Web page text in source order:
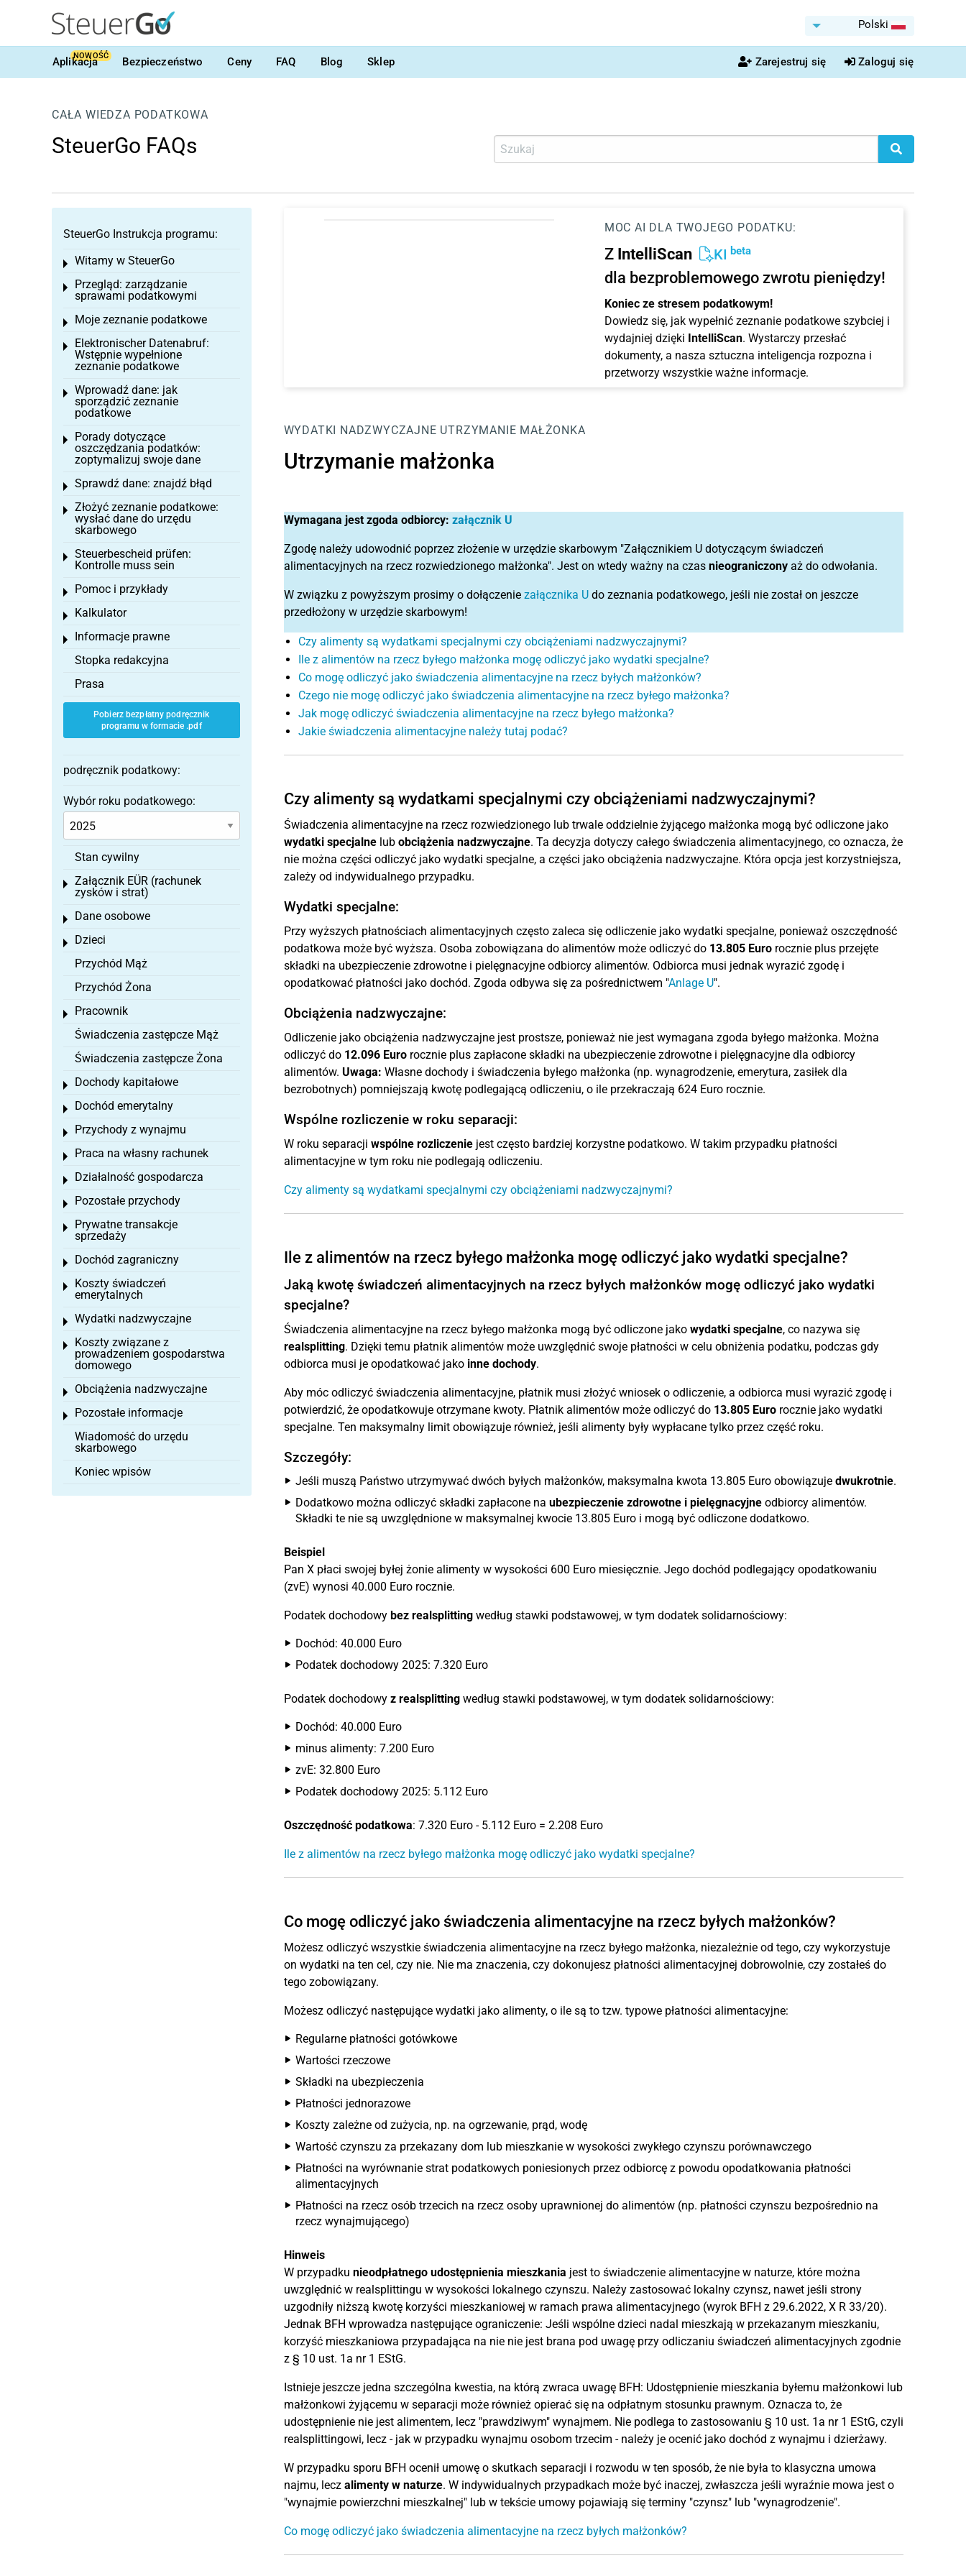
Polski
Aplikacja
NOWOŚĆ Bezpieczeństwo Ceny FAQ Blog Sklep Zarejestruj się Zaloguj się
CAŁA WIEDZA PODATKOWA
SteuerGo FAQs
MOC AI DLA TWOJEGO PODATKU:
Z IntelliScan KI beta
dla bezproblemowego zwrotu pieniędzy!
Koniec ze stresem podatkowym!
Dowiedz się, jak wypełnić zeznanie podatkowe szybciej i
wydajniej dzięki IntelliScan. Wystarczy przesłać
dokumenty, a nasza sztuczna inteligencja rozpozna i
przetworzy wszystkie ważne informacje.
WYDATKI NADZWYCZAJNE UTRZYMANIE MAŁŻONKA
Utrzymanie małżonka
Wymagana jest zgoda odbiorcy: załącznik U
Zgodę należy udowodnić poprzez złożenie w urzędzie skarbowym "Załącznikiem U dotyczącym świadczeń
alimentacyjnych na rzecz rozwiedzionego małżonka". Jest on wtedy ważny na czas nieograniczonyaż do odwołania.
W związku z powyższym prosimy o dołączenie załącznika Udo zeznania podatkowego, jeśli nie został on jeszcze
przedłożony w urzędzie skarbowym!
Czy alimenty są wydatkami specjalnymi czy obciążeniami nadzwyczajnymi?
Ile z alimentów na rzecz byłego małżonka mogę odliczyć jako wydatki specjalne?
Co mogę odliczyć jako świadczenia alimentacyjne na rzecz byłych małżonków?
Czego nie mogę odliczyć jako świadczenia alimentacyjne na rzecz byłego małżonka?
Jak mogę odliczyć świadczenia alimentacyjne na rzecz byłego małżonka?
Jakie świadczenia alimentacyjne należy tutaj podać?
Czy alimenty są wydatkami specjalnymi czy obciążeniami nadzwyczajnymi?
Świadczenia alimentacyjne na rzecz rozwiedzionego lub trwale oddzielnie żyjącego małżonka mogą być odliczone jako
wydatki specjalnelub obciążenia nadzwyczajne. Ta decyzja dotyczy całego świadczenia alimentacyjnego, co oznacza, że
nie można części odliczyć jako wydatki specjalne, a części jako obciążenia nadzwyczajne. Która opcja jest korzystniejsza,
zależy od indywidualnego przypadku.
Wydatki specjalne:
Przy wyższych płatnościach alimentacyjnych często zaleca się odliczenie jako wydatki specjalne, ponieważ oszczędność
podatkowa może być wyższa. Osoba zobowiązana do alimentów może odliczyć do 13.805 Eurorocznie plus przejęte
składki na ubezpieczenie zdrowotne i pielęgnacyjne odbiorcy alimentów. Odbiorca musi jednak wyrazić zgodę i
opodatkować płatności jako dochód. Zgoda odbywa się za pośrednictwem "Anlage U".
Obciążenia nadzwyczajne:
Odliczenie jako obciążenia nadzwyczajne jest prostsze, ponieważ nie jest wymagana zgoda byłego małżonka. Można
odliczyć do 12.096 Eurorocznie plus zapłacone składki na ubezpieczenie zdrowotne i pielęgnacyjne dla odbiorcy
alimentów. Uwaga: Własne dochody i świadczenia byłego małżonka (np. wynagrodzenie, emerytura, zasiłek dla
bezrobotnych) pomniejszają kwotę podlegającą odliczeniu, o ile przekraczają 624 Euro rocznie.
Wspólne rozliczenie w roku separacji:
W roku separacji wspólne rozliczeniejest często bardziej korzystne podatkowo. W takim przypadku płatności
alimentacyjne w tym roku nie podlegają odliczeniu.
Czy alimenty są wydatkami specjalnymi czy obciążeniami nadzwyczajnymi?
Ile z alimentów na rzecz byłego małżonka mogę odliczyć jako wydatki specjalne?
Jaką kwotę świadczeń alimentacyjnych na rzecz byłych małżonków mogę odliczyć jako wydatki
specjalne?
Świadczenia alimentacyjne na rzecz byłego małżonka mogą być odliczone jako wydatki specjalne, co nazywa się
realsplitting. Dzięki temu płatnik alimentów może uwzględnić swoje płatności w celu obniżenia podatku, podczas gdy
odbiorca musi je opodatkować jako inne dochody.
Aby móc odliczyć świadczenia alimentacyjne, płatnik musi złożyć wniosek o odliczenie, a odbiorca musi wyrazić zgodę i
potwierdzić, że opodatkowuje otrzymane kwoty. Płatnik alimentów może odliczyć do 13.805 Eurorocznie jako wydatki
specjalne. Ten maksymalny limit obowiązuje również, jeśli alimenty były wypłacane tylko przez część roku.
Szczegóły:
Jeśli muszą Państwo utrzymywać dwóch byłych małżonków, maksymalna kwota 13.805 Euro obowiązuje dwukrotnie.
Dodatkowo można odliczyć składki zapłacone na ubezpieczenie zdrowotne i pielęgnacyjneodbiorcy alimentów.
Składki te nie są uwzględnione w maksymalnej kwocie 13.805 Euro i mogą być odliczone dodatkowo.
Beispiel
Pan X płaci swojej byłej żonie alimenty w wysokości 600 Euro miesięcznie. Jego dochód podlegający opodatkowaniu
(zvE) wynosi 40.000 Euro rocznie.
Podatek dochodowy bez realsplittingwedług stawki podstawowej, w tym dodatek solidarnościowy:
Dochód: 40.000 Euro
Podatek dochodowy 2025: 7.320 Euro
Podatek dochodowy z realsplittingwedług stawki podstawowej, w tym dodatek solidarnościowy:
Dochód: 40.000 Euro
minus alimenty: 7.200 Euro
zvE: 32.800 Euro
Podatek dochodowy 2025: 5.112 Euro
Oszczędność podatkowa: 7.320 Euro - 5.112 Euro = 2.208 Euro
Ile z alimentów na rzecz byłego małżonka mogę odliczyć jako wydatki specjalne?
Co mogę odliczyć jako świadczenia alimentacyjne na rzecz byłych małżonków?
Możesz odliczyć wszystkie świadczenia alimentacyjne na rzecz byłego małżonka, niezależnie od tego, czy wykorzystuje
on wydatki na ten cel, czy nie. Nie ma znaczenia, czy dokonujesz płatności alimentacyjnej dobrowolnie, czy zostałeś do
tego zobowiązany.
Możesz odliczyć następujące wydatki jako alimenty, o ile są to tzw. typowe płatności alimentacyjne:
Regularne płatności gotówkowe
Wartości rzeczowe
Składki na ubezpieczenia
Płatności jednorazowe
Koszty zależne od zużycia, np. na ogrzewanie, prąd, wodę
Wartość czynszu za przekazany dom lub mieszkanie w wysokości zwykłego czynszu porównawczego
Płatności na wyrównanie strat podatkowych poniesionych przez odbiorcę z powodu opodatkowania płatności
alimentacyjnych
Płatności na rzecz osób trzecich na rzecz osoby uprawnionej do alimentów (np. płatności czynszu bezpośrednio na
rzecz wynajmującego)
Hinweis
W przypadku nieodpłatnego udostępnienia mieszkania jest to świadczenie alimentacyjne w naturze, które można
uwzględnić w realsplittingu w wysokości lokalnego czynszu. Należy zastosować lokalny czynsz, nawet jeśli strony
uzgodniły niższą kwotę korzyści mieszkaniowej w ramach prawa alimentacyjnego (wyrok BFH z 29.6.2022, X R 33/20).
Jednak BFH wprowadza następujące ograniczenie: Jeśli wspólne dzieci nadal mieszkają w przekazanym mieszkaniu,
korzyść mieszkaniowa przypadająca na nie nie jest brana pod uwagę przy odliczaniu świadczeń alimentacyjnych zgodnie
z § 10 ust. 1a nr 1 EStG.
Istnieje jeszcze jedna szczególna kwestia, na którą zwraca uwagę BFH: Udostępnienie mieszkania byłemu małżonkowi lub
małżonkowi żyjącemu w separacji może również opierać się na odpłatnym stosunku prawnym. Oznacza to, że
udostępnienie nie jest alimentem, lecz "prawdziwym" wynajmem. Nie podlega to zastosowaniu § 10 ust. 1a nr 1 EStG, czyli
realsplittingowi, lecz - jak w przypadku wynajmu osobom trzecim - należy je ocenić jako dochód z wynajmu i dzierżawy.
W przypadku sporu BFH ocenił umowę o skutkach separacji i rozwodu w ten sposób, że nie była to klasyczna umowa
najmu, lecz alimenty w naturze. W indywidualnych przypadkach może być inaczej, zwłaszcza jeśli wyraźnie mowa jest o
"wynajmie powierzchni mieszkalnej" lub w tekście umowy pojawiają się terminy "czynsz" lub "wynagrodzenie".
Co mogę odliczyć jako świadczenia alimentacyjne na rzecz byłych małżonków?
SteuerGo Instrukcja programu:
Witamy w SteuerGo
Toggle menu
Przegląd: zarządzanie
sprawami podatkowymi
Toggle menu
Moje zeznanie podatkowe
Toggle menu
Elektronischer Datenabruf:
Wstępnie wypełnione
zeznanie podatkowe
Toggle menu
Wprowadź dane: jak
sporządzić zeznanie
podatkowe
Toggle menu
Porady dotyczące
oszczędzania podatków:
zoptymalizuj swoje dane
Toggle menu
Sprawdź dane: znajdź błąd
Toggle menu
Złożyć zeznanie podatkowe:
wysłać dane do urzędu
skarbowego
Toggle menu
Steuerbescheid prüfen:
Kontrolle muss sein
Toggle menu
Pomoc i przykłady
Toggle menu
Kalkulator
Toggle menu
Informacje prawne
Toggle menu
Stopka redakcyjna
Prasa
Pobierz bezpłatny podręcznik
programu w formacie .pdf
podręcznik podatkowy:
Wybór roku podatkowego:
Stan cywilny
Załącznik EÜR (rachunek
zysków i strat)
Toggle menu
Dane osobowe
Toggle menu
Dzieci
Toggle menu
Przychód Mąż
Przychód Żona
Pracownik
Toggle menu
Świadczenia zastępcze Mąż
Świadczenia zastępcze Żona
Dochody kapitałowe
Toggle menu
Dochód emerytalny
Toggle menu
Przychody z wynajmu
Toggle menu
Praca na własny rachunek
Toggle menu
Działalność gospodarcza
Toggle menu
Pozostałe przychody
Toggle menu
Prywatne transakcje
sprzedaży
Toggle menu
Dochód zagraniczny
Toggle menu
Koszty świadczeń
emerytalnych
Toggle menu
Wydatki nadzwyczajne
Toggle menu
Koszty związane z
prowadzeniem gospodarstwa
domowego
Toggle menu
Obciążenia nadzwyczajne
Toggle menu
Pozostałe informacje
Toggle menu
Wiadomość do urzędu
skarbowego
Koniec wpisów